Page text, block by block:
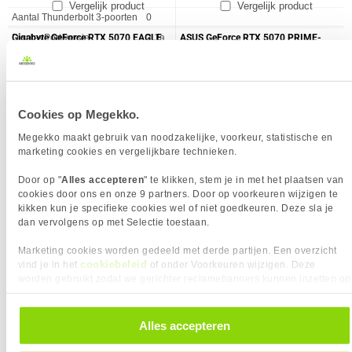
Cookies op Megekko.
Megekko maakt gebruik van noodzakelijke, voorkeur, statistische en
marketing cookies en vergelijkbare technieken.
Door op "Alles accepteren" te klikken, stem je in met het plaatsen van
cookies door ons en onze 9 partners. Door op voorkeuren wijzigen te
kikken kun je specifieke cookies wel of niet goedkeuren. Deze sla je
dan vervolgens op met Selectie toestaan.
Marketing cookies worden gedeeld met derde partijen. Een overzicht
vind je in het cookiebeleid of onder Voorkeuren wijzigen. Deze
alle cookies. Je kunt je gegeven toestemming altijd intrekken, dit doe je
door in de footer van onze website te klikken op ‘Cookievoorkeuren’
Alles accepteren
Aantal Thunderbolt 3-poorten
0
DisplayPort versie
2.1a
HDMI versie
Eigenschap Waarde
CUDA
CUDA cores
6144
Frequentie van processor
2625 MHz
TGP
250 W
DLSS versie
DLSS 4
Graphics Engine
GeForce RTX 5070
Grafische processor familie
NVIDIA
2625 MHz
Vergelijk product Vergelijk product
Gigabyte GeForce RTX 5070 EAGLE
Vergelijk product
789,-
ASUS GeForce RTX 5070 PRIME-
Vergelijk product